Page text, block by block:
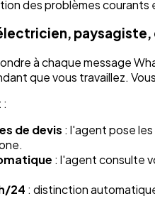
des problèmes courants
à chaque message
que vous travaillez.
de devis : l'agent pose
: l'agent consulte
24 : distinction